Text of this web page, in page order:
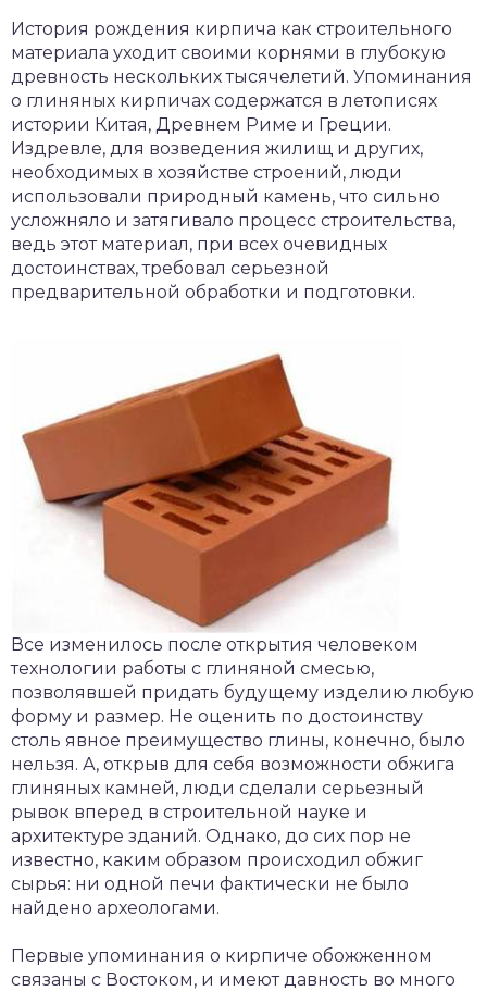
История рождения кирпича как строительного
материала уходит своими корнями в глубокую
древность нескольких тысячелетий. Упоминания
о глиняных кирпичах содержатся в летописях
истории Китая, Древнем Риме и Греции.
Издревле, для возведения жилищ и других,
необходимых в хозяйстве строений, люди
использовали природный камень, что сильно
усложняло и затягивало процесс строительства,
ведь этот материал, при всех очевидных
достоинствах, требовал серьезной
предварительной обработки и подготовки.
Все изменилось после открытия человеком
технологии работы с глиняной смесью,
позволявшей придать будущему изделию любую
форму и размер. Не оценить по достоинству
столь явное преимущество глины, конечно, было
нельзя. А, открыв для себя возможности обжига
глиняных камней, люди сделали серьезный
рывок вперед в строительной науке и
архитектуре зданий. Однако, до сих пор не
известно, каким образом происходил обжиг
сырья: ни одной печи фактически не было
найдено археологами.
Первые упоминания о кирпиче обожженном
связаны с Востоком, и имеют давность во много
и уход